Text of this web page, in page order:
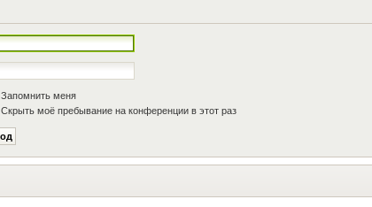
Запомнить меня
Скрыть моё пребывание на конференции в этот раз